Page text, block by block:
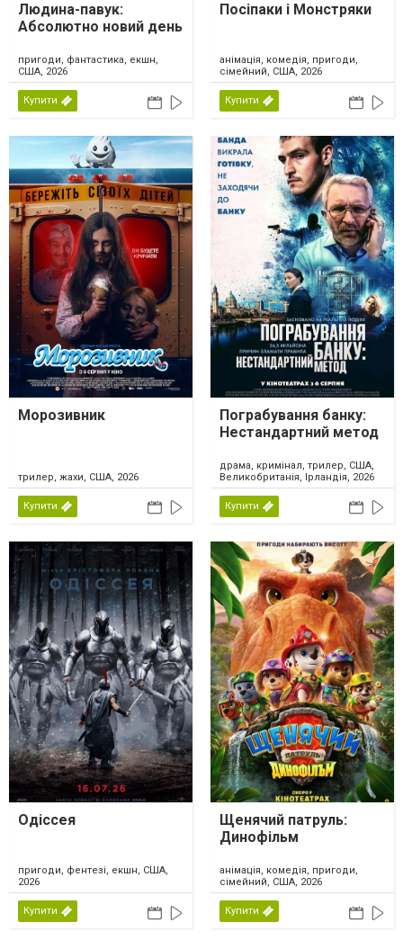
Людина-павук:
Абсолютно новий день
пригоди, фантастика, екшн,
США, 2026
Купити
Посіпаки і Монстряки
анімація, комедія, пригоди,
сімейний, США, 2026
Купити
Морозивник
трилер, жахи, США, 2026
Купити
Пограбування банку:
Нестандартний метод
драма, кримінал, трилер, США,
Великобританія, Ірландія, 2026
Купити
Одіссея
пригоди, фентезі, екшн, США,
2026
Купити
Щенячий патруль:
Динофільм
анімація, комедія, пригоди,
сімейний, США, 2026
Купити